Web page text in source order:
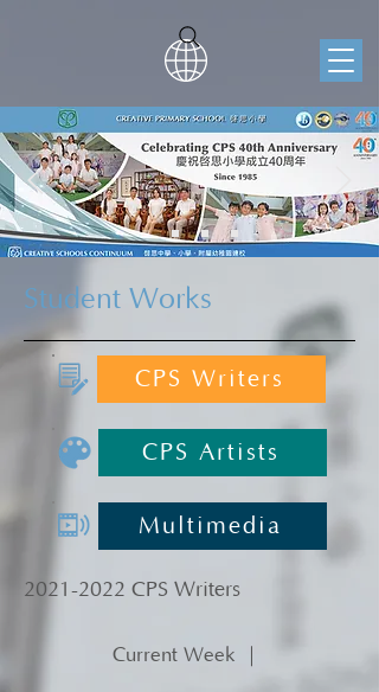
Student Works
CPS Writers
CPS Artists
Multimedia
2021-2022 CPS Writers
Current Week ｜